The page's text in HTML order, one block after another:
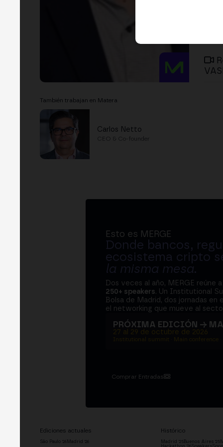
También trabajan en Matera
Carlos Netto
CEO & Co-founder
Esto es MERGE
Donde bancos,
ecosistema cripto
la misma mesa.
Dos veces al año, MERGE reúne
250+ speakers. Un Institutional
Bolsa de Madrid, dos jornadas en
el networking que mueve al
PRÓXIMA EDICIÓN →
27 al 29 de octubre de 2026
Institutional summit · Main conference
Comprar Entradas
Ediciones actuales
São Paulo '26 Madrid '26
Histórico
Madrid '25Buenos Aires '25